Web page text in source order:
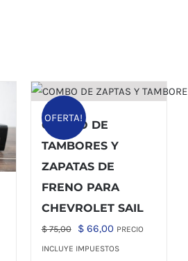
OFERTA!
COMBO DE
TAMBORES Y
ZAPATAS DE
FRENO PARA
CHEVROLET SAIL
$75,00
El
precio
$66,00El
precio
PRECIO
INCLUYE IMPUESTOS